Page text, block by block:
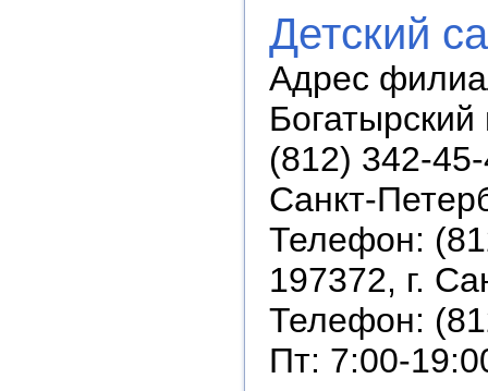
Детский
Адрес
(812) 342-
Санкт-
Телефон:
197372, г.
Телефон:
Пт: 7:00-